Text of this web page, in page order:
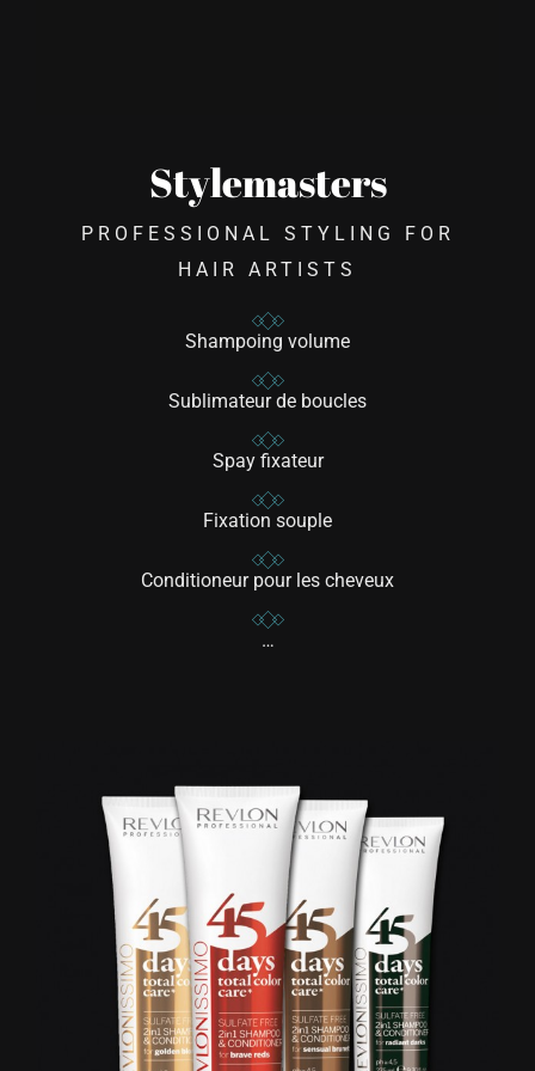
Stylemasters
PROFESSIONAL STYLING FOR
HAIR ARTISTS
Shampoing volume
Sublimateur de boucles
Spay fixateur
Fixation souple
Conditioneur pour les cheveux
…